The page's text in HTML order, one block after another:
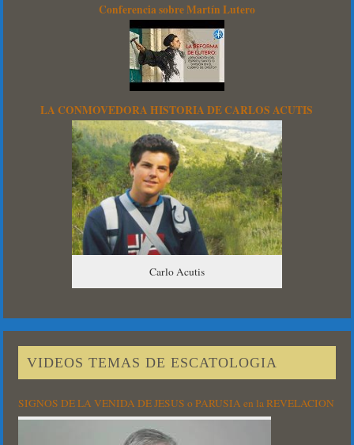
Conferencia sobre Martín Lutero
LA CONMOVEDORA HISTORIA DE CARLOS ACUTIS
Carlo Acutis
VIDEOS TEMAS DE ESCATOLOGIA
SIGNOS DE LA VENIDA DE JESUS o PARUSIA en la REVELACION